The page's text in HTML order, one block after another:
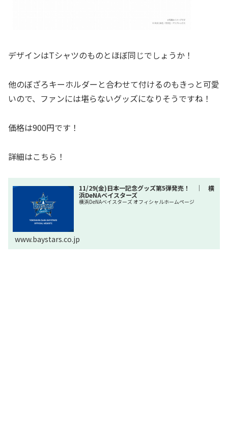
デザインはTシャツのものとほぼ同じでしょうか！
他のぼざろキーホルダーと合わせて付けるのもきっと可愛
いので、ファンには堪らないグッズになりそうですね！
価格は900円です！
詳細はこちら！
11/29(金)日本一記念グッズ第5弾発売！ ｜ 横
浜DeNAベイスターズ
横浜DeNAベイスターズ オフィシャルホームページ
www.baystars.co.jp